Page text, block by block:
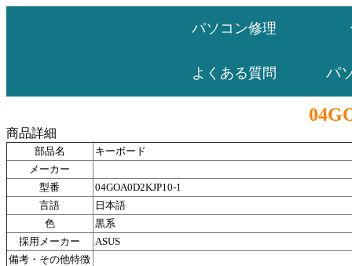
パソコン修理
よくある質問 パ
商品詳細
部品名
キーボード
メーカー
型番
04GOA0D2KJP10-1
言語
日本語
色
黒系
採用メーカー
ASUS
備考・その他特徴